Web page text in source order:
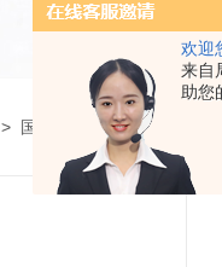
欢迎
来自
助您
> 国彪智能定档声强频率测